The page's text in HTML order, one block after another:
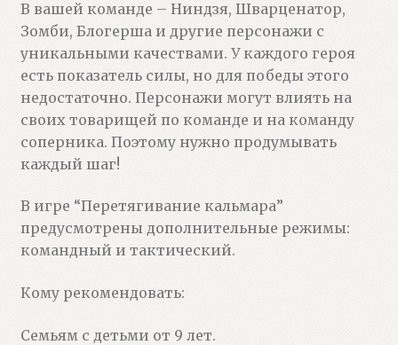
В вашей команде – Ниндзя, Шварценатор,
Зомби, Блогерша и другие персонажи с
уникальными качествами. У каждого героя
есть показатель силы, но для победы этого
недостаточно. Персонажи могут влиять на
своих товарищей по команде и на команду
соперника. Поэтому нужно продумывать
каждый шаг!
В игре “Перетягивание кальмара”
предусмотрены дополнительные режимы:
командный и тактический.
Кому рекомендовать:
Семьям с детьми от 9 лет.